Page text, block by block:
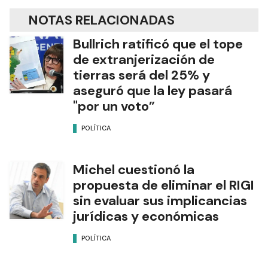
NOTAS RELACIONADAS
Bullrich ratificó que el tope
de extranjerización de
tierras será del 25% y
aseguró que la ley pasará
"por un voto”
POLÍTICA
Michel cuestionó la
propuesta de eliminar el RIGI
sin evaluar sus implicancias
jurídicas y económicas
POLÍTICA